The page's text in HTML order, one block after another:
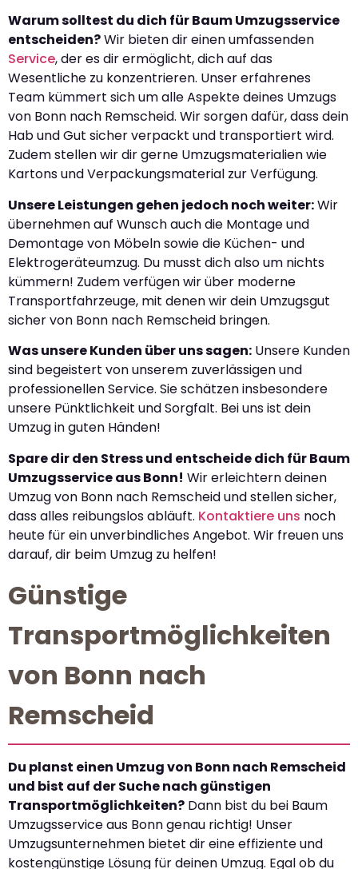
Warum solltest du dich für Baum Umzugsservice
entscheiden?Wir bieten dir einen umfassenden
Service, der es dir ermöglicht, dich auf das
Wesentliche zu konzentrieren. Unser erfahrenes
Team kümmert sich um alle Aspekte deines Umzugs
von Bonn nach Remscheid. Wir sorgen dafür, dass dein
Hab und Gut sicher verpackt und transportiert wird.
Zudem stellen wir dir gerne Umzugsmaterialien wie
Kartons und Verpackungsmaterial zur Verfügung.
Unsere Leistungen gehen jedoch noch weiter:Wir
übernehmen auf Wunsch auch die Montage und
Demontage von Möbeln sowie die Küchen- und
Elektrogeräteumzug. Du musst dich also um nichts
kümmern! Zudem verfügen wir über moderne
Transportfahrzeuge, mit denen wir dein Umzugsgut
sicher von Bonn nach Remscheid bringen.
Was unsere Kunden über uns sagen: Unsere Kunden
sind begeistert von unserem zuverlässigen und
professionellen Service. Sie schätzen insbesondere
unsere Pünktlichkeit und Sorgfalt. Bei uns ist dein
Umzug in guten Händen!
Spare dir den Stress und entscheide dich für Baum
Umzugsservice aus Bonn! Wir erleichtern deinen
Umzug von Bonn nach Remscheid und stellen sicher,
dass alles reibungslos abläuft. Kontaktiere uns noch
heute für ein unverbindliches Angebot. Wir freuen uns
darauf, dir beim Umzug zu helfen!
Günstige
Transportmöglichkeiten
von Bonn nach
Remscheid
Du planst einen Umzug von Bonn nach Remscheid
und bist auf der Suche nach günstigen
Transportmöglichkeiten? Dann bist du bei Baum
Umzugsservice aus Bonn genau richtig! Unser
Umzugsunternehmen bietet dir eine effiziente und
kostengünstige Lösung für deinen Umzug. Egal ob du